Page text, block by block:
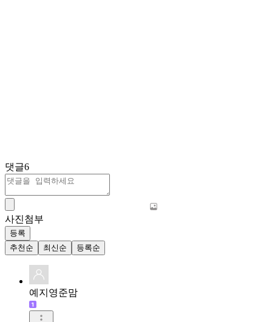
댓글6
사진첨부
등록
추천순
최신순 등록순
예지영준맘